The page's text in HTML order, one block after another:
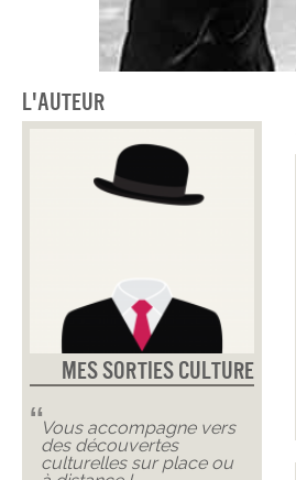
L'auteur
Mes Sorties Culture
Vous accompagne vers
des découvertes
culturelles sur place ou